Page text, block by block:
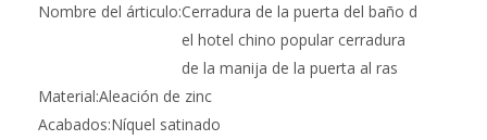
Nombre del árticulo:Cerradura de la puerta del baño d
el hotel chino popular cerradura
de la manija de la puerta al ras
Material:Aleación de zinc
Acabados:Níquel satinado